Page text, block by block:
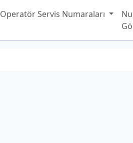
Operatör Servis Numaraları